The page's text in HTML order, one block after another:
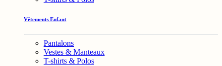
Vêtements Enfant
Pantalons
Vestes & Manteaux
T-shirts & Polos